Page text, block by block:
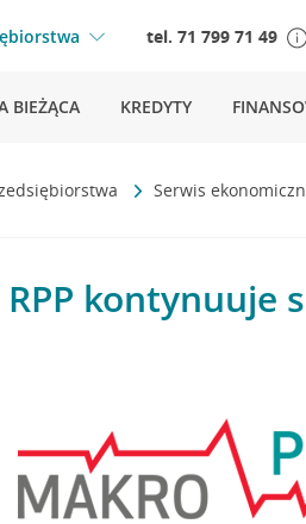
tel. 71 799 71 49
BIEŻĄCA KREDYTY
Serwis
RPP kontynuuje